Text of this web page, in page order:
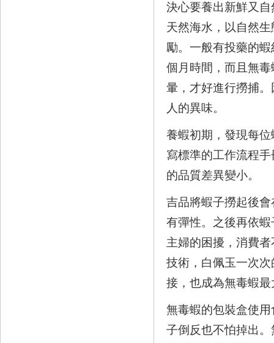
決心要養出新鮮又
天然海水，以自然
勵。一般有投藥的
個月時間，而且無
暈，才好進行撈捕
人的異味。
養蝦初期，發現每
寫標準的工作流程
的品質差異變小。
吉品將蝦子撈起後
有彈性。之後再依
主婦的困擾，消費
技術，白佩玉一次
接，也成為無毒蝦
無毒蝦的包裝盒使
子倒反也不怕掉出